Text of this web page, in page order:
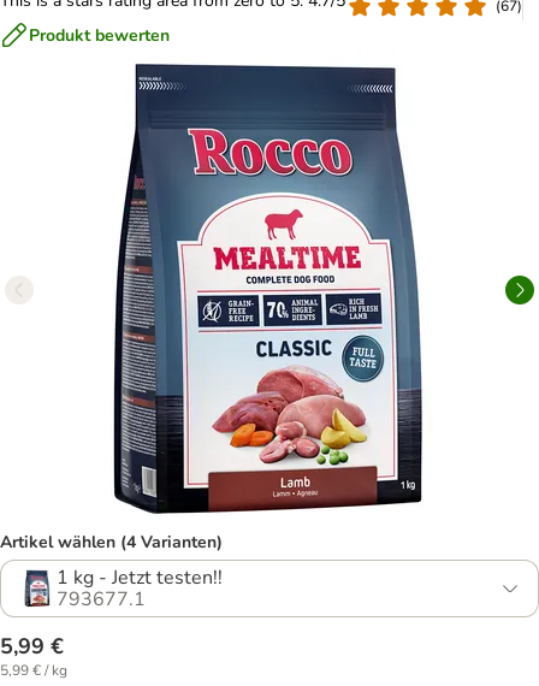
(67)
Produkt bewerten
Artikel wählen (4 Varianten)
1 kg - Jetzt testen!!
793677.1
5,99 €
5,99 € / kg